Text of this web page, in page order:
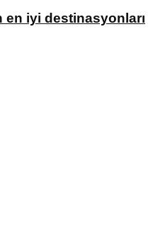
en iyi destinasyonları